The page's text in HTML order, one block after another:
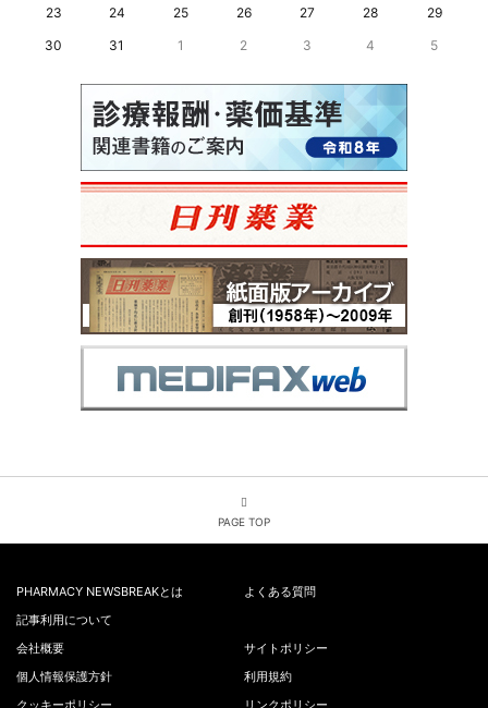
23
24 25 26 27 28
29
30
31 1 2 3 4 5
PAGE TOP
PHARMACY NEWSBREAKとは
よくある質問
記事利用について
会社概要
サイトポリシー
個人情報保護方針
利用規約
クッキーポリシー
リンクポリシー